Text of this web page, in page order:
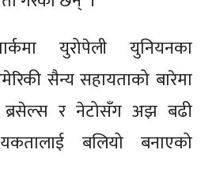
युरोपेली युनियनका
सैन्य सहायताको बारेमा
ब्रसेल्स र नेटोसँग अझ बढी
बलियो बनाएको